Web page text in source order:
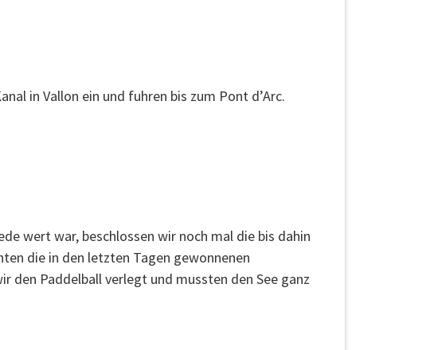
in Vallon ein und fuhren bis zum Pont d’Arc.
wert war, beschlossen wir noch mal die bis dahin
die in den letzten Tagen gewonnenen
den Paddelball verlegt und mussten den See ganz